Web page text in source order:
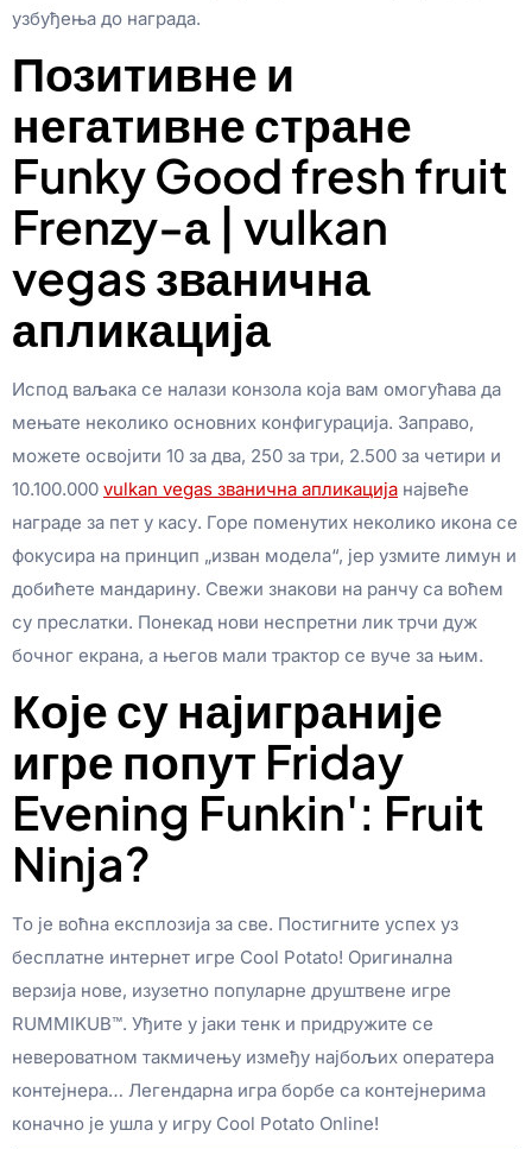
узбуђења до награда.
Позитивне и
негативне стране
Funky Good fresh fruit
Frenzy-а | vulkan
vegas званична
апликација
Испод ваљака се налази конзола која вам омогућава да
мењате неколико основних конфигурација. Заправо,
можете освојити 10 за два, 250 за три, 2.500 за четири и
10.100.000 vulkan vegas званична апликација највеће
награде за пет у касу. Горе поменутих неколико икона се
фокусира на принцип „изван модела“, јер узмите лимун и
добићете мандарину. Свежи знакови на ранчу са воћем
су преслатки. Понекад нови неспретни лик трчи дуж
бочног екрана, а његов мали трактор се вуче за њим.
Које су најиграније
игре попут Friday
Evening Funkin': Fruit
Ninja?
То је воћна експлозија за све. Постигните успех уз
бесплатне интернет игре Cool Potato! Оригинална
верзија нове, изузетно популарне друштвене игре
RUMMIKUB™. Уђите у јаки тенк и придружите се
невероватном такмичењу између најбољих оператера
контејнера… Легендарна игра борбе са контејнерима
коначно је ушла у игру Cool Potato Online!